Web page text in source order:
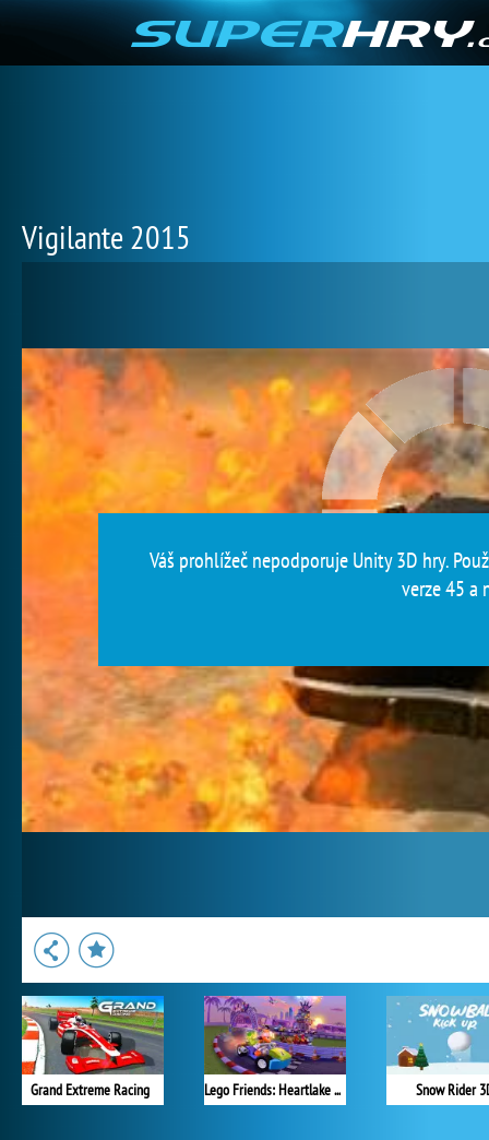
Vigilante 2015
Váš prohlížeč nepodporuje Unity 3D hry.
verze 45 a
Grand Extreme Racing Lego Friends: Heartlake Rush Snow Rider